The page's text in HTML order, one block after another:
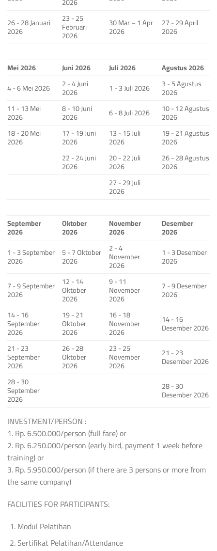
26 - 28 Januari
2026
23 - 25
Februari
2026
30 Mar – 1 Apr
2026
27 - 29 April
2026
Mei 2026 Juni 2026 Juli 2026
Agustus 2026
4 - 6 Mei 2026
2 - 4 Juni
2026 1 - 3 Juli 2026 3 - 5 Agustus
2026
11 - 13 Mei
2026
8 - 10 Juni
2026 6 - 8 Juli 2026 10 - 12 Agustus
2026
18 - 20 Mei
2026
17 - 19 Juni
2026
13 - 15 Juli
2026
19 - 21 Agustus
2026
22 - 24 Juni
2026
20 - 22 Juli
2026
26 - 28 Agustus
2026
27 - 29 Juli
2026
September
2026
Oktober
2026
November
2026
Desember
2026
1 - 3 September
2026
5 - 7 Oktober
2026
2 - 4
November
2026
1 - 3 Desember
2026
7 - 9 September
2026
12 - 14
Oktober
2026
9 - 11
November
2026
7 - 9 Desember
2026
14 - 16
September
2026
19 - 21
Oktober
2026
16 - 18
November
2026
14 - 16
Desember 2026
21 - 23
September
2026
26 - 28
Oktober
2026
23 - 25
November
2026
21 - 23
Desember 2026
28 - 30
September
2026
28 - 30
Desember 2026
INVESTMENT/PERSON :
1. Rp. 6.500.000/person (full fare) or
2. Rp. 6.250.000/person (early bird, payment 1 week before
training) or
3. Rp. 5.950.000/person (if there are 3 persons or more from
the same company)
FACILITIES FOR PARTICIPANTS:
Modul Pelatihan
Sertifikat Pelatihan/Attendance